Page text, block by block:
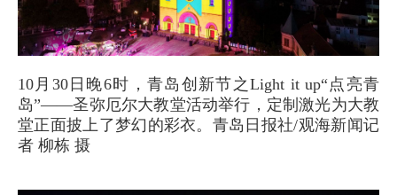
10月30日晚6时，青岛创新节之Light it up“点亮青
岛”——圣弥厄尔大教堂活动举行，定制激光为大教
堂正面披上了梦幻的彩衣。青岛日报社/观海新闻记
者 柳栋 摄